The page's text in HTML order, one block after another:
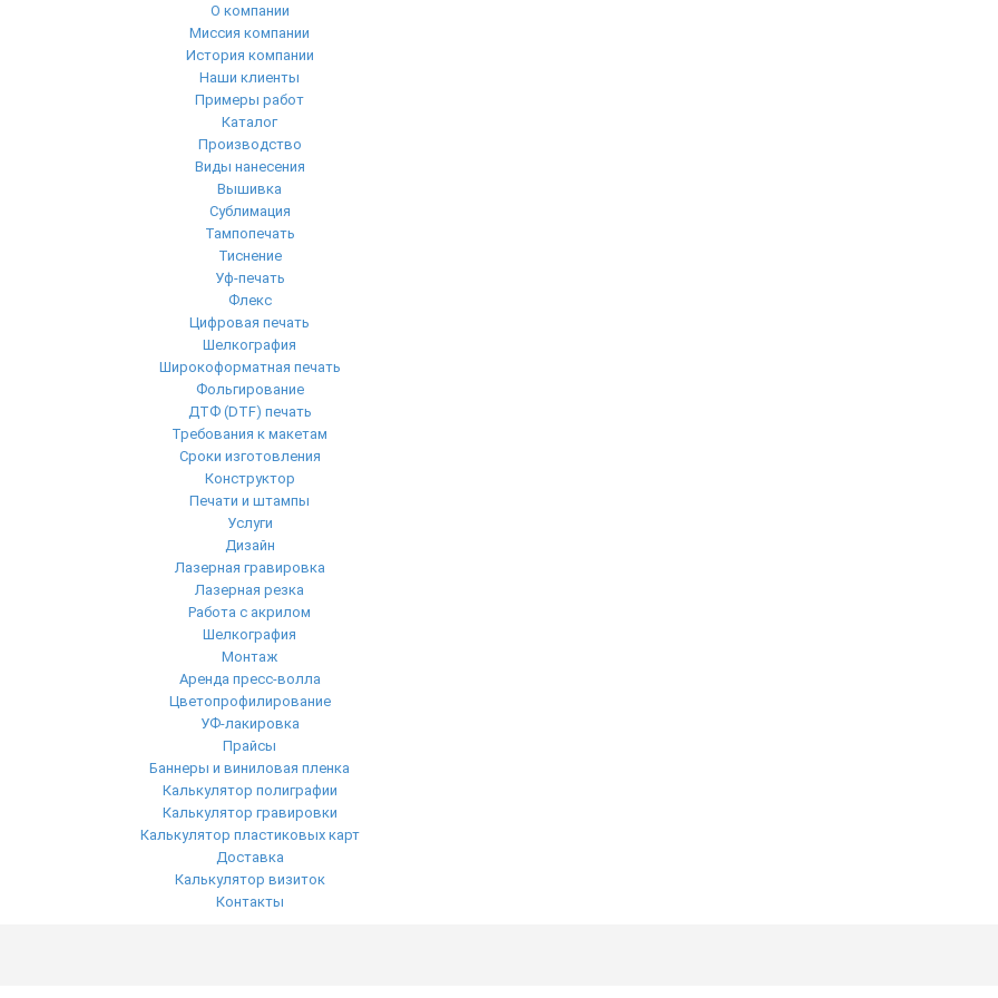
О компании
Миссия компании
История компании
Наши клиенты
Примеры работ
Каталог
Производство
Виды нанесения
Вышивка
Сублимация
Тампопечать
Тиснение
Уф-печать
Флекс
Цифровая печать
Шелкография
Широкоформатная печать
Фольгирование
ДТФ (DTF) печать
Требования к макетам
Сроки изготовления
Конструктор
Печати и штампы
Услуги
Дизайн
Лазерная гравировка
Лазерная резка
Работа с акрилом
Шелкография
Монтаж
Аренда пресс-волла
Цветопрофилирование
УФ-лакировка
Прайсы
Баннеры и виниловая пленка
Калькулятор полиграфии
Калькулятор гравировки
Калькулятор пластиковых карт
Доставка
Калькулятор визиток
Контакты